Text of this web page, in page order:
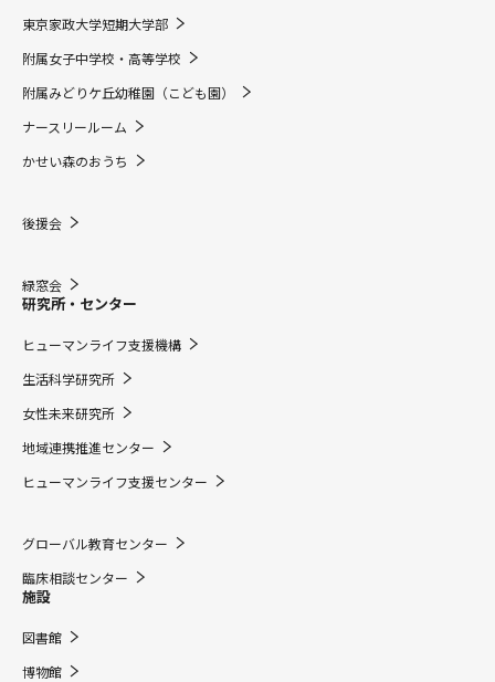
東京家政大学短期大学部
附属女子中学校・高等学校
附属みどりケ丘幼稚園（こども園）
ナースリールーム
かせい森のおうち
後援会
緑窓会
研究所・センター
ヒューマンライフ支援機構
生活科学研究所
女性未来研究所
地域連携推進センター
ヒューマンライフ支援センター
グローバル教育センター
臨床相談センター
施設
図書館
博物館